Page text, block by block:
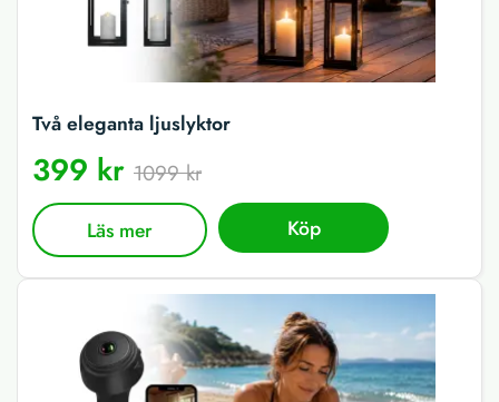
Två eleganta ljuslyktor
399 kr 1099 kr
Läs mer Köp